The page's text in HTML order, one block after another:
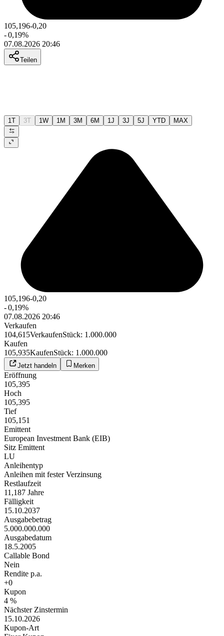
105,196-0,20
-0,19%
07.08.2026 20:46
Teilen
1T 3T 1W 1M 3M 6M 1J 3J 5J YTD MAX
105,196-0,20
-0,19%
07.08.2026 20:46
Verkaufen
104,615VerkaufenStück: 1.000.000
Kaufen
105,935KaufenStück: 1.000.000
Jetzt handeln Merken
Eröffnung
105,395
Hoch
105,395
Tief
105,151
Emittent
European Investment Bank (EIB)
Sitz Emittent
LU
Anleihentyp
Anleihen mit fester Verzinsung
Restlaufzeit
11,187 Jahre
Fälligkeit
15.10.2037
Ausgabebetrag
5.000.000.000
Ausgabedatum
18.5.2005
Callable Bond
Nein
Rendite p.a.
+0
Kupon
4 %
Nächster Zinstermin
15.10.2026
Kupon-Art